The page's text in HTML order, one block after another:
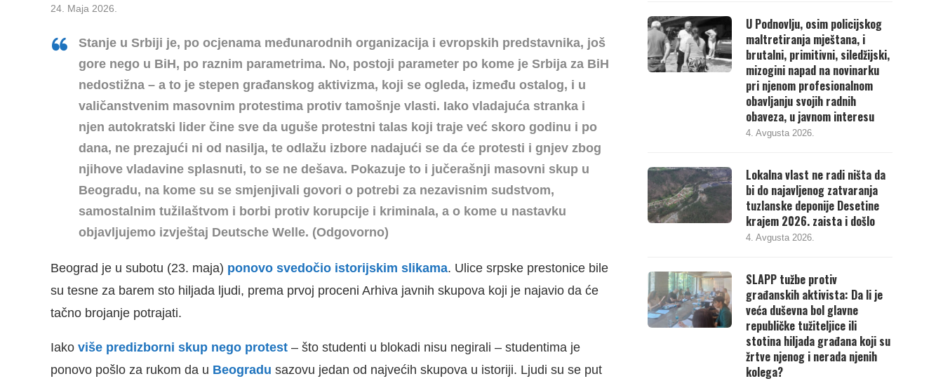
24. Maja 2026.
Stanje u Srbiji je, po ocjenama međunarodnih organizacija i evropskih predstavnika, još
gore nego u BiH, po raznim parametrima. No, postoji parameter po kome je Srbija za BiH
nedostižna – a to je stepen građanskog aktivizma, koji se ogleda, između ostalog, i u
valičanstvenim masovnim protestima protiv tamošnje vlasti. Iako vladajuća stranka i
njen autokratski lider čine sve da uguše protestni talas koji traje već skoro godinu i po
dana, ne prezajući ni od nasilja, te odlažu izbore nadajući se da će protesti i gnjev zbog
njihove vladavine splasnuti, to se ne dešava. Pokazuje to i jučerašnji masovni skup u
Beogradu, na kome su se smjenjivali govori o potrebi za nezavisnim sudstvom,
samostalnim tužilaštvom i borbi protiv korupcije i kriminala, a o kome u nastavku
objavljujemo izvještaj Deutsche Welle. (Odgovorno)
Beograd je u subotu (23. maja) ponovo svedočio istorijskim slikama. Ulice srpske prestonice bile
su tesne za barem sto hiljada ljudi, prema prvoj proceni Arhiva javnih skupova koji je najavio da će
tačno brojanje potrajati.
Iako više predizborni skup nego protest – što studenti u blokadi nisu negirali – studentima je
ponovo pošlo za rukom da u Beogradu sazovu jedan od najvećih skupova u istoriji. Ljudi su se put
U Podnovlju, osim policijskog
maltretiranja mještana, i
brutalni, primitivni, siledžijski,
mizogini napad na novinarku
pri njenom profesionalnom
obavljanju svojih radnih
obaveza, u javnom interesu
4. Avgusta 2026.
Lokalna vlast ne radi ništa da
bi do najavljenog zatvaranja
tuzlanske deponije Desetine
krajem 2026. zaista i došlo
4. Avgusta 2026.
SLAPP tužbe protiv
građanskih aktivista: Da li je
veća duševna bol glavne
republičke tužiteljice ili
stotina hiljada građana koji su
žrtve njenog i nerada njenih
kolega?